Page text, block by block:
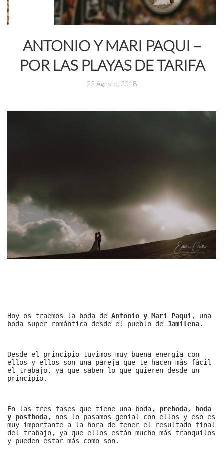
ANTONIO Y MARI PAQUI –
POR LAS PLAYAS DE TARIFA
22 Agosto, 2018
Hoy os traemos la boda de Antonio y Mari Paqui, una
boda super romántica desde el pueblo de Jamilena.
Desde el principio tuvimos muy buena energía con
ellos y ellos son una pareja que te hacen más fácil
el trabajo, ya que saben lo que quieren desde un
principio.
En las tres fases que tiene una boda, preboda, boda
y postboda, nos lo pasamos genial con ellos y eso es
muy importante a la hora de tener el resultado final
del trabajo, ya que ellos están mucho más tranquilos
y pueden estar más como son.